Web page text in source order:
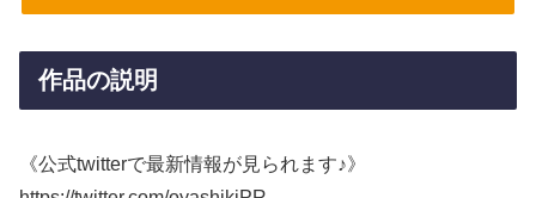
作品の説明
《公式twitterで最新情報が見られます♪》